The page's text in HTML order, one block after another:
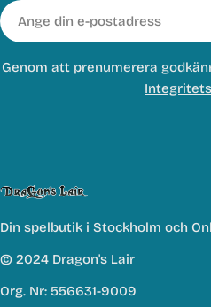
E-
post
Genom att prenumerera
Din spelbutik i Stockholm och
© 2024 Dragon's Lair
Org. Nr: 556631-9009